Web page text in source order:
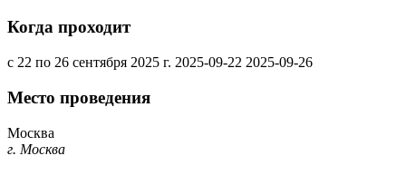
Когда проходит
с 22 по 26 сентября 2025 г. 2025-09-22 2025-09-26
Место проведения
Москва
г. Москва